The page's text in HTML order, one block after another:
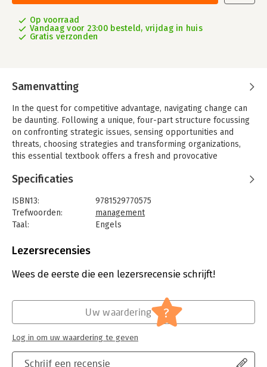
Op voorraad
Vandaag voor 23:00 besteld, vrijdag in huis
Gratis verzonden
Samenvatting
In the quest for competitive advantage, navigating change can
be daunting. Following a unique, four-part structure focussing
on confronting strategic issues, sensing opportunities and
threats, choosing strategies and transforming organizations,
this essential textbook offers a fresh and provocative
Specificaties
ISBN13:
9781529770575
Trefwoorden:
management
Taal:
Engels
Aantal pagina's:
Verschijningsdatum:
25-1-2024
Algemeen management
Lezersrecensies
Wees de eerste die een lezersrecensie schrijft!
Schrijf een recensie
Uw waardering ?
Log in om uw waardering te geven